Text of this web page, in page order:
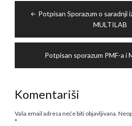
članakaPotpisan Sporazum o saradnji
MULTILAB
Potpisan sporazum PMF-a i
Komentariši
Vaša email adresa neće biti objavljivana.
*